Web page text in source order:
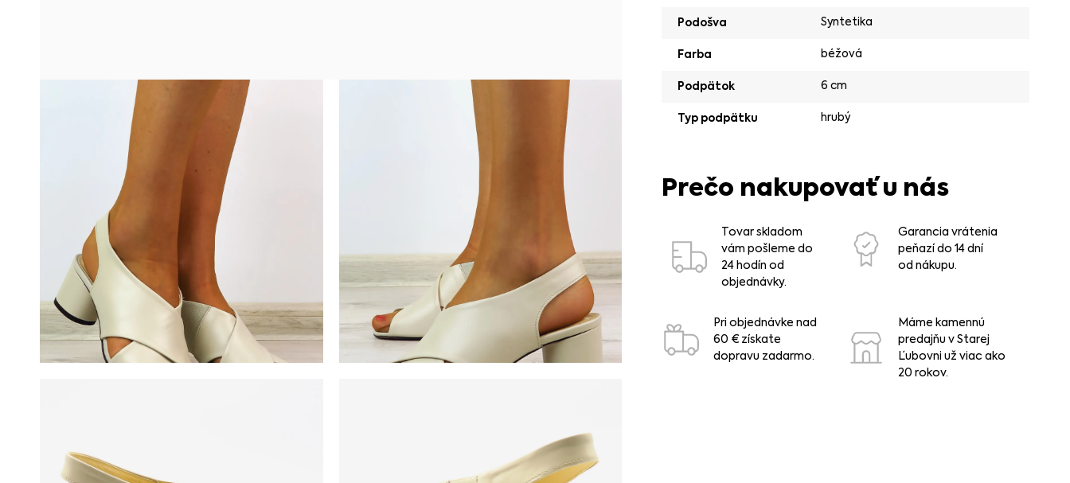
Podošva Syntetika
Farba béžová
Podpätok 6 cm
Typ podpätku hrubý
Prečo nakupovať u nás
Tovar skladom
vám pošleme do
24 hodín od
objednávky.
Garancia vrátenia
peňazí do 14 dní
od nákupu.
Pri objednávke nad
60 € získate
dopravu zadarmo.
Máme kamennú
predajňu v Starej
Ľubovni už viac ako
20 rokov.